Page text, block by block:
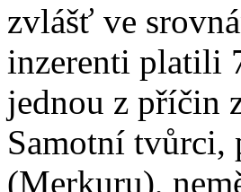
zvlášť ve
inzerenti platili
jednou z příčin
Samotní tvůrci,
(Merkuru),